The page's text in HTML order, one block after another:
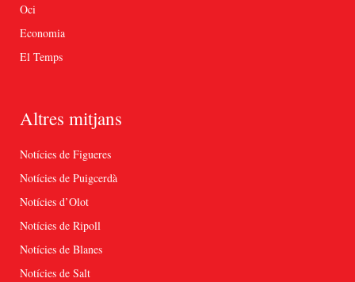
Oci
Economia
El Temps
Altres mitjans
Notícies de Figueres
Notícies de Puigcerdà
Notícies d’Olot
Notícies de Ripoll
Notícies de Blanes
Notícies de Salt